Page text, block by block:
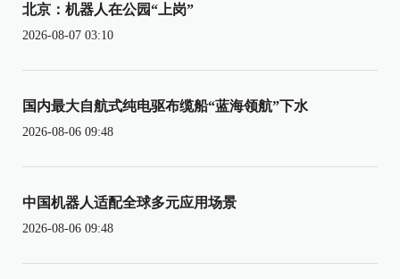
北京：机器人在公园“上岗”
2026-08-07 03:10
国内最大自航式纯电驱布缆船“蓝海领航”下水
2026-08-06 09:48
中国机器人适配全球多元应用场景
2026-08-06 09:48